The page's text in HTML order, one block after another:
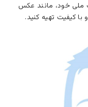
ملی خود، مانند عکس
کیفیت تهیه کنید.